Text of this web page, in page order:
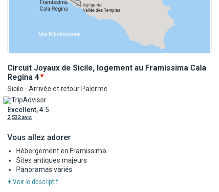
Circuit Joyaux de Sicile, logement au Framissima Cala
Regina 4
Sicile - Arrivée et retour Palerme
Excellent, 4.5
2,532 avis
Vous allez adorer
Hébergement en Framissima
Sites antiques majeurs
Panoramas variés
+ Voir le descriptif